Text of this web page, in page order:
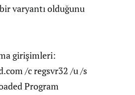
varyantı olduğunu
girişimleri:
/c regsvr32 /u /s
Program